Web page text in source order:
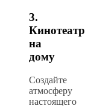
3.
Кинотеатр
на
дому
Создайте
атмосферу
настоящего